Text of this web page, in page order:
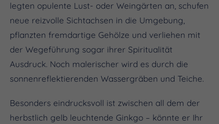
legten opulente Lust- oder Weingärten an, schufen
neue reizvolle Sichtachsen in die Umgebung,
pflanzten fremdartige Gehölze und verliehen mit
der Wegeführung sogar ihrer Spiritualität
Ausdruck. Noch malerischer wird es durch die
sonnenreflektierenden Wassergräben und Teiche.
Besonders eindrucksvoll ist zwischen all dem der
herbstlich gelb leuchtende Ginkgo – könnte er Ihr